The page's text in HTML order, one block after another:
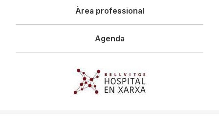
Àrea professional
Agenda